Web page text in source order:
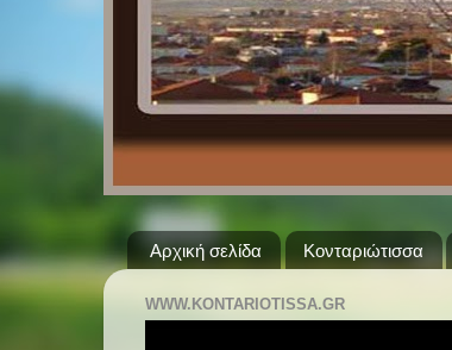
Αρχική σελίδα Κονταριώτισσα
WWW.KONTARIOTISSA.GR